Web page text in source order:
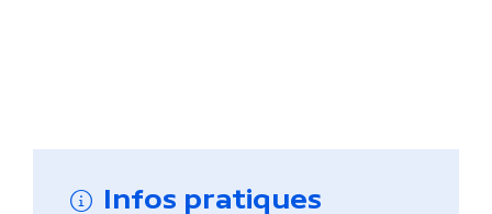
Infos pratiques